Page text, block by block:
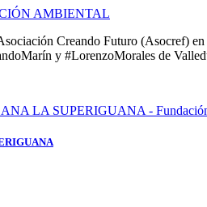
AMBIENTAL
Creando Futuro (Asocref)
y #LorenzoMorales de